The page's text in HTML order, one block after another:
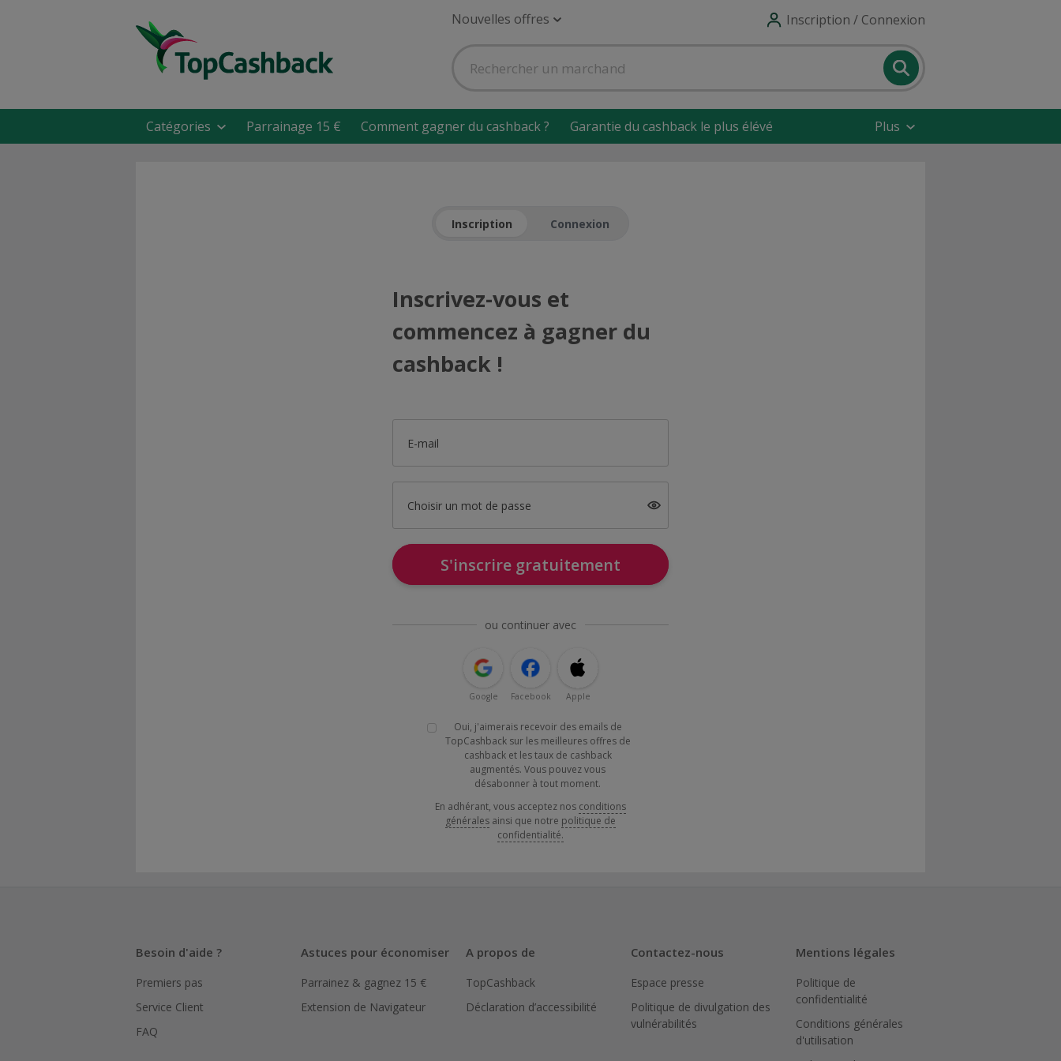
Nouvelles offres Inscription / Connexion
Catégories Parrainage 15 € Comment gagner du cashback ? Garantie du cashback le plus élévé Plus
Inscription Connexion
Inscrivez-vous et
commencez à gagner du
cashback !
E-mail
Choisir un mot de passe
S'inscrire gratuitement
ou continuer avec
Google Facebook Apple
Oui, j'aimerais recevoir des emails de
TopCashback sur les meilleures offres de
cashback et les taux de cashback
augmentés. Vous pouvez vous
désabonner à tout moment.
En adhérant, vous acceptez nos conditions
générales ainsi que notre politique de
confidentialité.
Besoin d'aide ?
Premiers pas
Service Client
FAQ
Astuces pour économiser
Parrainez & gagnez 15 €
Extension de Navigateur
A propos de
TopCashback
Déclaration d’accessibilité
Contactez-nous
Espace presse
Politique de divulgation des
vulnérabilités
Mentions légales
Politique de
confidentialité
Conditions générales
d'utilisation